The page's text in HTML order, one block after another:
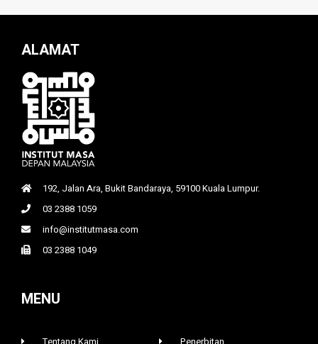
ALAMAT
192, Jalan Ara, Bukit Bandaraya, 59100 Kuala Lumpur.
03 2388 1059
info@institutmasa.com
03 2388 1049
MENU